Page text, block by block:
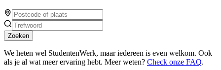
Zoeken
We heten wel StudentenWerk, maar iedereen is even welkom. Ook
als je al wat meer ervaring hebt. Meer weten? Check onze FAQ.